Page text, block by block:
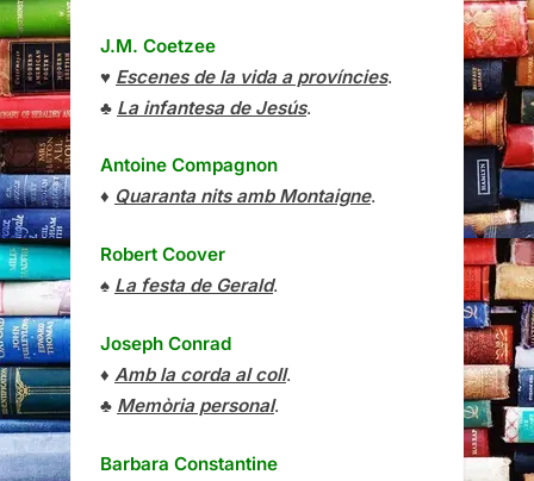
J.M. Coetzee
♥ Escenes de la vida a províncies.
♣ La infantesa de Jesús.
Antoine Compagnon
♦ Quaranta nits amb Montaigne.
Robert Coover
♠ La festa de Gerald.
Joseph Conrad
♦ Amb la corda al coll.
♣ Memòria personal.
Barbara Constantine